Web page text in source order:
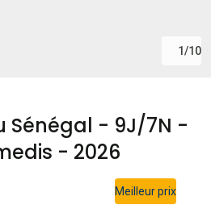
1/10
Sénégal - 9J/7N -
- 2026
Meilleur prix